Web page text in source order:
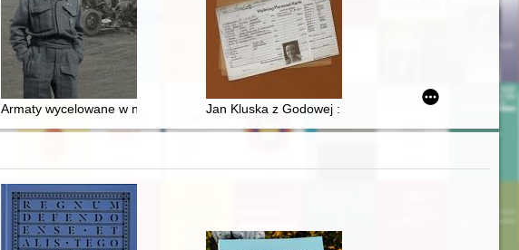
Armaty wycelowane w niebo : przeciwlotnicza epopeja pułkownika Kazimierza Henryka
Jan Kluska z Godowej : przez ścianę śmierci